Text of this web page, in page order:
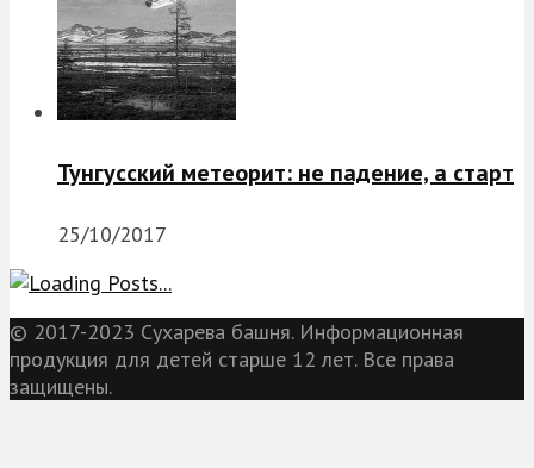
Тунгусский метеорит: не падение, а старт
25/10/2017
© 2017-2023 Сухарева башня. Информационная
продукция для детей старше 12 лет. Все права
защищены.